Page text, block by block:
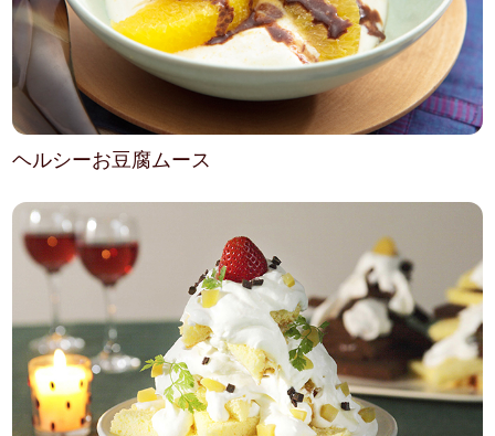
ヘルシーお豆腐ムース